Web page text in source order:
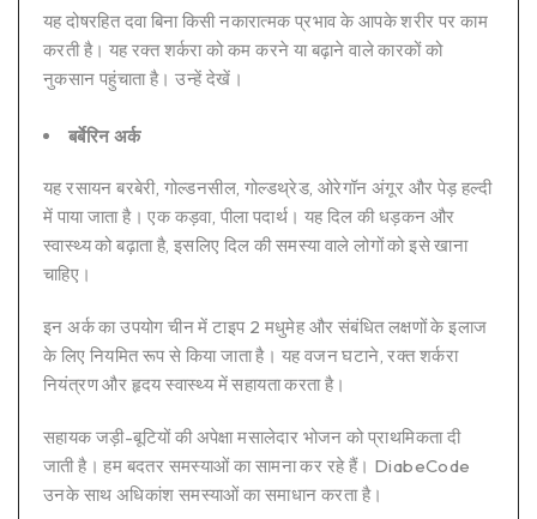
यह दोषरहित दवा बिना किसी नकारात्मक प्रभाव के आपके शरीर पर काम
करती है। यह रक्त शर्करा को कम करने या बढ़ाने वाले कारकों को
नुकसान पहुंचाता है। उन्हें देखें।
बर्बेरिन अर्क
यह रसायन बरबेरी, गोल्डनसील, गोल्डथ्रेड, ओरेगॉन अंगूर और पेड़ हल्दी
में पाया जाता है। एक कड़वा, पीला पदार्थ। यह दिल की धड़कन और
स्वास्थ्य को बढ़ाता है, इसलिए दिल की समस्या वाले लोगों को इसे खाना
चाहिए।
इन अर्क का उपयोग चीन में टाइप 2 मधुमेह और संबंधित लक्षणों के इलाज
के लिए नियमित रूप से किया जाता है। यह वजन घटाने, रक्त शर्करा
नियंत्रण और हृदय स्वास्थ्य में सहायता करता है।
सहायक जड़ी-बूटियों की अपेक्षा मसालेदार भोजन को प्राथमिकता दी
जाती है। हम बदतर समस्याओं का सामना कर रहे हैं। DiabeCode
उनके साथ अधिकांश समस्याओं का समाधान करता है।